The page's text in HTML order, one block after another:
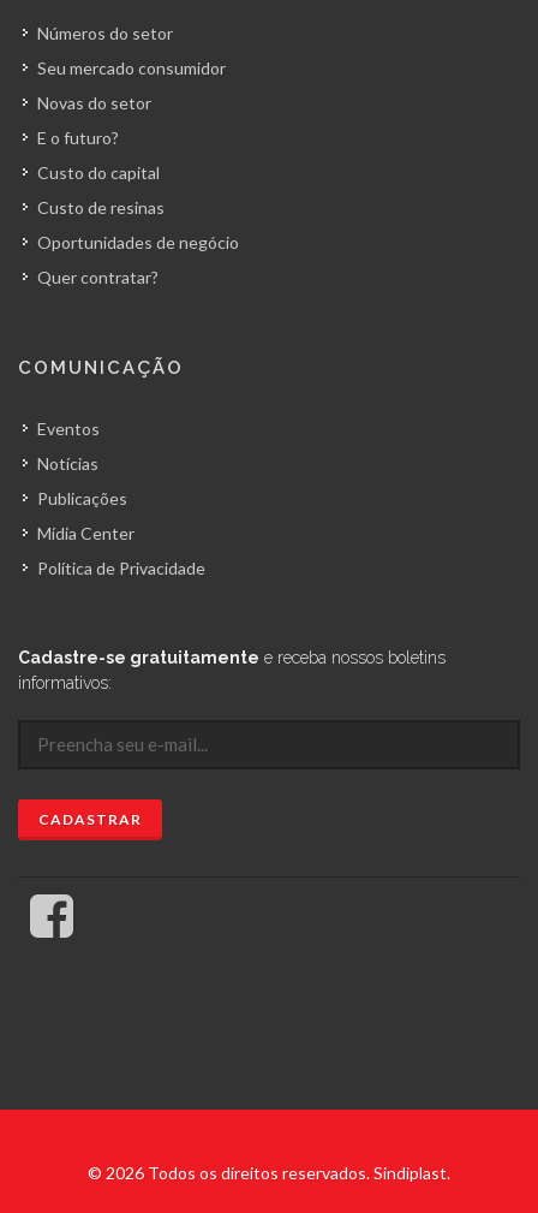
Números do setor
Seu mercado consumidor
Novas do setor
E o futuro?
Custo do capital
Custo de resinas
Oportunidades de negócio
Quer contratar?
COMUNICAÇÃO
Eventos
Notícias
Publicações
Mídia Center
Política de Privacidade
Cadastre-se gratuitamente e receba nossos boletins
informativos:
© 2026 Todos os direitos reservados. Sindiplast.